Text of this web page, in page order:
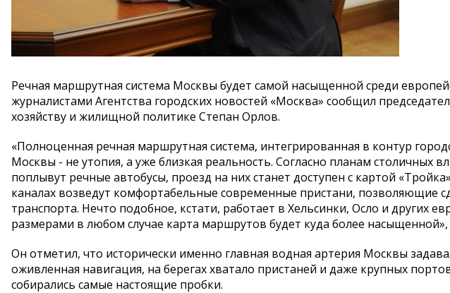
Речная маршрутная система Москвы будет самой насыщенной среди
журналистами Агентства городских новостей «Москва» сообщил
хозяйству и жилищной политике Степан Орлов.
«Полноценная речная маршрутная система, интегрированная в контур
Москвы - не утопия, а уже близкая реальность. Согласно планам столичных
поплывут речные автобусы, проезд на них станет доступен с картой
каналах возведут комфортабельные современные пристани, позволяющие
транспорта. Нечто подобное, кстати, работает в Хельсинки, Осло и других
размерами в любом случае карта маршрутов будет куда более насыщенной»,
Он отметил, что исторически именно главная водная артерия Москвы
оживленная навигация, на берегах хватало пристаней и даже крупных
собирались самые настоящие пробки.